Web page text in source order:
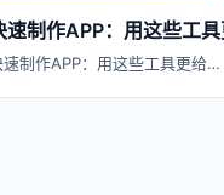
速制作APP：用这些工
速制作APP：用这些工具更给…